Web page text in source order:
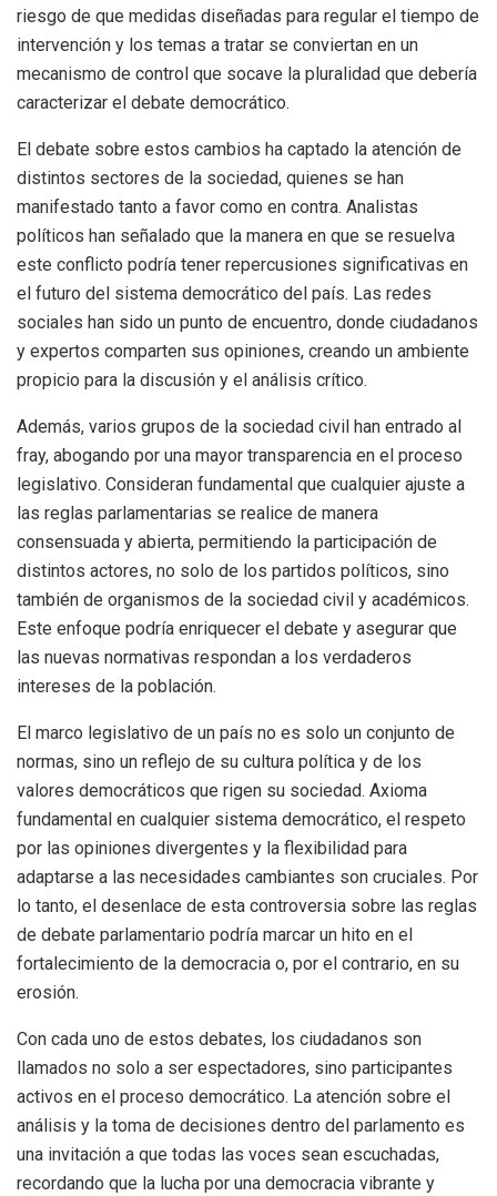
riesgo de que medidas diseñadas para regular el tiempo de
intervención y los temas a tratar se conviertan en un
mecanismo de control que socave la pluralidad que debería
caracterizar el debate democrático.
El debate sobre estos cambios ha captado la atención de
distintos sectores de la sociedad, quienes se han
manifestado tanto a favor como en contra. Analistas
políticos han señalado que la manera en que se resuelva
este conflicto podría tener repercusiones significativas en
el futuro del sistema democrático del país. Las redes
sociales han sido un punto de encuentro, donde ciudadanos
y expertos comparten sus opiniones, creando un ambiente
propicio para la discusión y el análisis crítico.
Además, varios grupos de la sociedad civil han entrado al
fray, abogando por una mayor transparencia en el proceso
legislativo. Consideran fundamental que cualquier ajuste a
las reglas parlamentarias se realice de manera
consensuada y abierta, permitiendo la participación de
distintos actores, no solo de los partidos políticos, sino
también de organismos de la sociedad civil y académicos.
Este enfoque podría enriquecer el debate y asegurar que
las nuevas normativas respondan a los verdaderos
intereses de la población.
El marco legislativo de un país no es solo un conjunto de
normas, sino un reflejo de su cultura política y de los
valores democráticos que rigen su sociedad. Axioma
fundamental en cualquier sistema democrático, el respeto
por las opiniones divergentes y la flexibilidad para
adaptarse a las necesidades cambiantes son cruciales. Por
lo tanto, el desenlace de esta controversia sobre las reglas
de debate parlamentario podría marcar un hito en el
fortalecimiento de la democracia o, por el contrario, en su
erosión.
Con cada uno de estos debates, los ciudadanos son
llamados no solo a ser espectadores, sino participantes
activos en el proceso democrático. La atención sobre el
análisis y la toma de decisiones dentro del parlamento es
una invitación a que todas las voces sean escuchadas,
recordando que la lucha por una democracia vibrante y